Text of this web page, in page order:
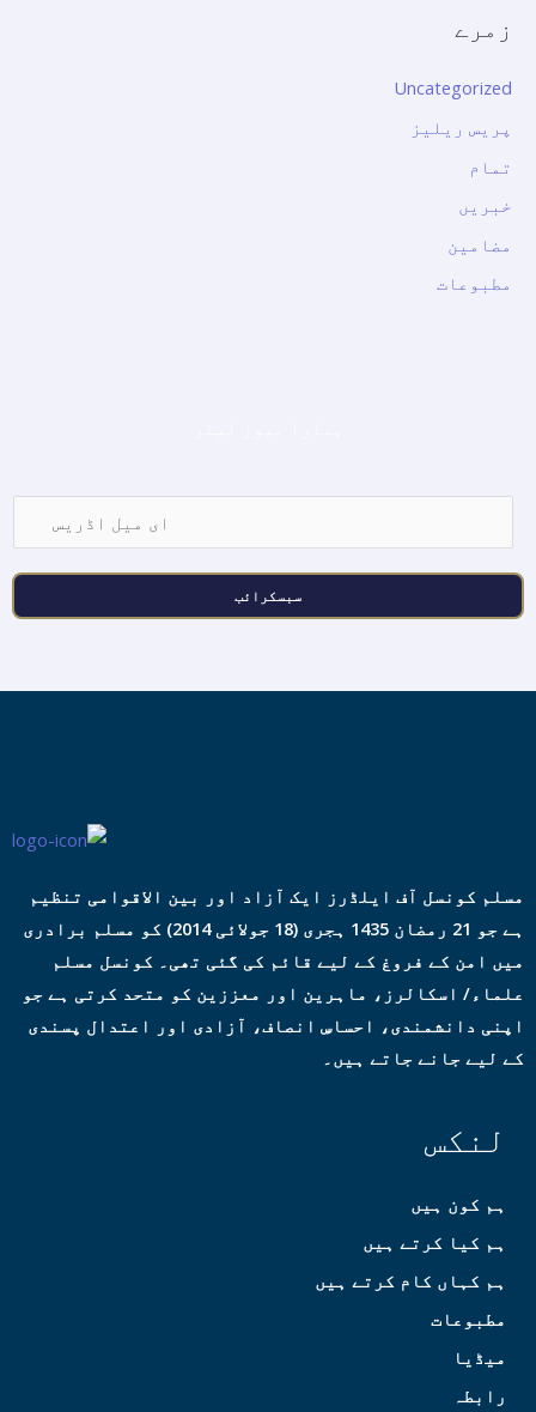
زمرے
Uncategorized
پریس ریلیز
تمام
خبریں
مضامین
مطبوعات
ی
م
سبسکرائب
مسلم کونسل آف ایلڈرز ایک آزاد اور بین الاقوامی تنظیم
ہے جو 21 رمضان 1435 ہجری (18 جولائی 2014) کو مسلم برادری
میں امن کے فروغ کے لیے قائم کی گئی تھی۔ کونسل مسلم
علماء/ اسکالرز، ماہرین اور معززین کو متحد کرتی ہے جو
اپنی دانشمندی، احساسِ انصاف، آزادی اور اعتدال پسندی
کے لیے جانے جاتے ہیں۔
لنکس
ہم کون ہیں
ہم کیا کرتے ہیں
ہم کہاں کام کرتے ہیں
مطبوعات
میڈیا
رابطہ